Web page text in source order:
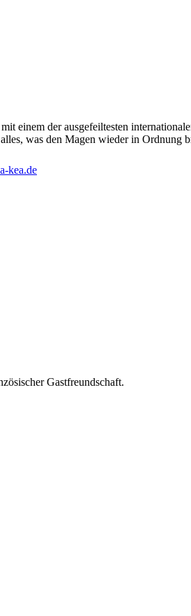
einem der ausgefeiltesten
was den Magen wieder in Ordnung
kea.de
Gastfreundschaft.